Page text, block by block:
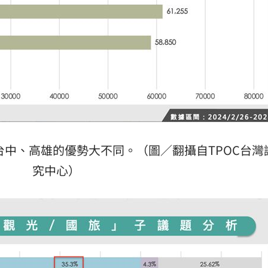
、高雄的優勢大不同。（圖／翻攝自TPOC台灣
究中心）